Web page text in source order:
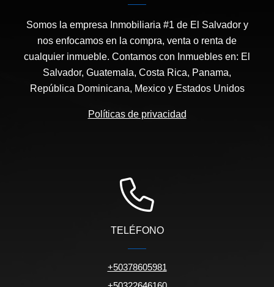
Somos la empresa Inmobiliaria #1 de El Salvador y
nos enfocamos en la compra, venta o renta de
cualquier inmueble. Contamos con Inmuebles en: El
Salvador, Guatemala, Costa Rica, Panama,
República Dominicana, Mexico y Estados Unidos
Políticas de privacidad
TELÉFONO
+50378605981